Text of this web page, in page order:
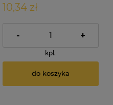
10,34 zł
- +
kpl.
do koszyka